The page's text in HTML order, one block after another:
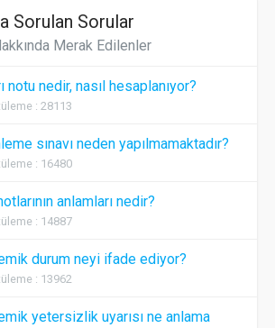
Sorulan Sorular
Merak Edilenler
notu nedir, nasıl hesaplanıyor?
: 28113
sınavı neden yapılmamaktadır?
: 16480
anlamları nedir?
: 14887
durum neyi ifade ediyor?
: 13962
yetersizlik uyarısı ne anlama